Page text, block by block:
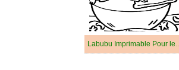
Labubu